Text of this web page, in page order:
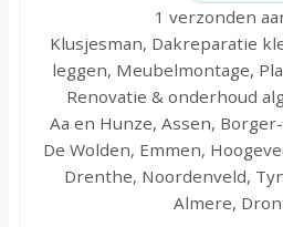
1 verzonden
Klusjesman, Dakreparatie
leggen, Meubelmontage,
Renovatie & onderhoud
Aa en Hunze, Assen,
De Wolden, Emmen,
Drenthe, Noordenveld,
Almere,